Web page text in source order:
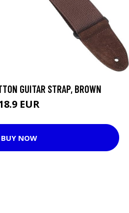
GUITAR STRAP, BROWN
EUR
BUY NOW